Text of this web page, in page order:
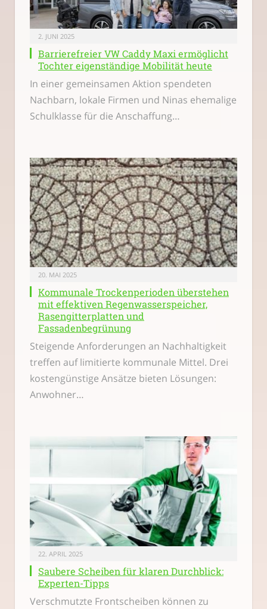
2. JUNI 2025
Barrierefreier VW Caddy Maxi ermöglicht
Tochter eigenständige Mobilität heute
In einer gemeinsamen Aktion spendeten
Nachbarn, lokale Firmen und Ninas ehemalige
Schulklasse für die Anschaffung…
20. MAI 2025
Kommunale Trockenperioden überstehen
mit effektiven Regenwasserspeicher,
Rasengitterplatten und
Fassadenbegrünung
Steigende Anforderungen an Nachhaltigkeit
treffen auf limitierte kommunale Mittel. Drei
kostengünstige Ansätze bieten Lösungen:
Anwohner…
22. APRIL 2025
Saubere Scheiben für klaren Durchblick:
Experten-Tipps
Verschmutzte Frontscheiben können zu